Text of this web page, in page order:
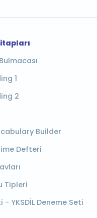
1
2
Builder
Defteri
Tipleri
- YKSDİL Deneme Seti